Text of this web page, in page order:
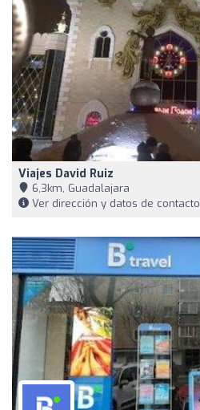
Viajes David Ruiz
6,3km, Guadalajara
Ver dirección y datos de contacto